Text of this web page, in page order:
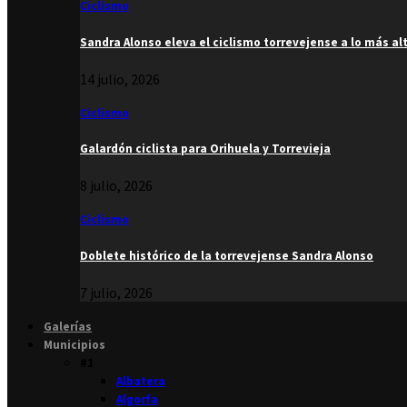
Ciclismo
Sandra Alonso eleva el ciclismo torrevejense a lo más
14 julio, 2026
Ciclismo
Galardón ciclista para Orihuela y Torrevieja
8 julio, 2026
Ciclismo
Doblete histórico de la torrevejense Sandra Alonso
7 julio, 2026
Galerías
Municipios
Albatera
Algorfa